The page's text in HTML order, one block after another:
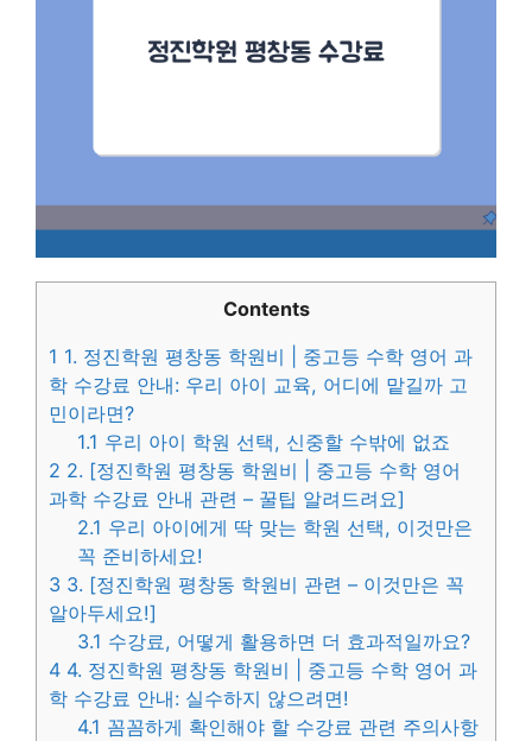
Contents
1 1. 정진학원 평창동 학원비 | 중고등 수학 영어 과
학 수강료 안내: 우리 아이 교육, 어디에 맡길까 고
민이라면?
1.1 우리 아이 학원 선택, 신중할 수밖에 없죠
2 2. [정진학원 평창동 학원비 | 중고등 수학 영어
과학 수강료 안내 관련 – 꿀팁 알려드려요]
2.1 우리 아이에게 딱 맞는 학원 선택, 이것만은
꼭 준비하세요!
3 3. [정진학원 평창동 학원비 관련 – 이것만은 꼭
알아두세요!]
3.1 수강료, 어떻게 활용하면 더 효과적일까요?
4 4. 정진학원 평창동 학원비 | 중고등 수학 영어 과
학 수강료 안내: 실수하지 않으려면!
4.1 꼼꼼하게 확인해야 할 수강료 관련 주의사항